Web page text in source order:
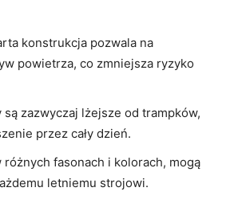
konstrukcja​ pozwala⁤ na
powietrza, ⁣co⁣ zmniejsza ryzyko
są ​zazwyczaj lżejsze od ‍trampków,
przez cały dzień.
różnych ⁣fasonach i⁤ kolorach, mogą
letniemu strojowi.